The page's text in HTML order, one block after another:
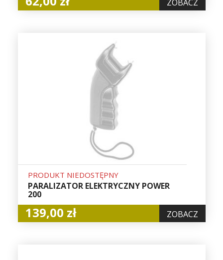
ZOBACZ
PRODUKT NIEDOSTĘPNY
PARALIZATOR ELEKTRYCZNY POWER
200
139,00 zł ZOBACZ